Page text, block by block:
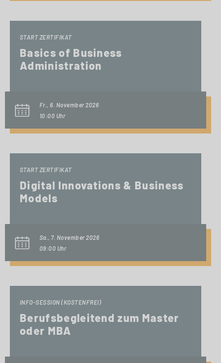
START ZERTIFIKAT
Basics of Business
Administration
Fr., 6. November 2026
10:00 Uhr
START ZERTIFIKAT
Digital Innovations & Business
Models
Sa., 7. November 2026
09:00 Uhr
INFO-SESSION (KOSTENFREI)
Berufsbegleitend zum Master
oder MBA